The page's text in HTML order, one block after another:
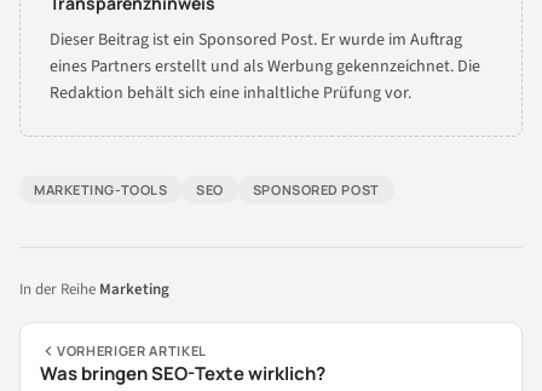
Dieser Beitrag ist ein Sponsored Post. Er wurde im Auftrag
eines Partners erstellt und als Werbung gekennzeichnet. Die
Redaktion behält sich eine inhaltliche Prüfung vor.
MARKETING-TOOLS SEO SPONSORED POST
In der Reihe Marketing
VORHERIGER ARTIKEL
Was bringen SEO-Texte wirklich?